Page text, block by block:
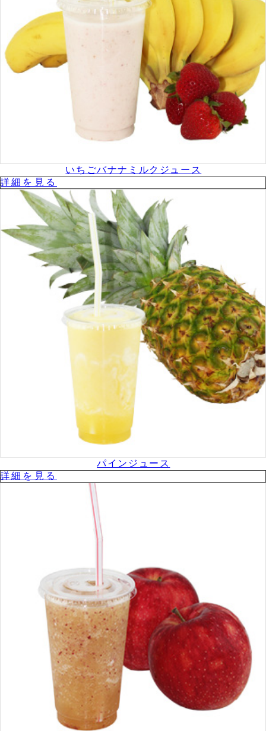
いちごバナナミルクジュース
詳細を⾒る
パインジュース
詳細を⾒る